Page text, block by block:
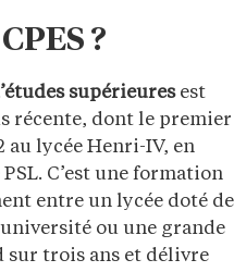
?
supérieuresest
récente, dont le premier
au lycée Henri-IV, en
C’est une formation
entre un lycée doté de
ou une grande
sur trois ans et délivre